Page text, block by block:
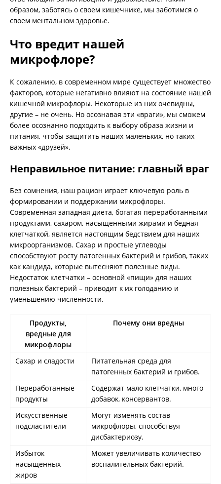
образом, заботясь о своем кишечнике, мы заботимся о
своем ментальном здоровье.
Что вредит нашей
микрофлоре?
К сожалению, в современном мире существует множество
факторов, которые негативно влияют на состояние нашей
кишечной микрофлоры. Некоторые из них очевидны,
другие – не очень. Но осознавая эти «враги», мы сможем
более осознанно подходить к выбору образа жизни и
питания, чтобы защитить наших маленьких, но таких
важных «друзей».
Неправильное питание: главный враг
Без сомнения, наш рацион играет ключевую роль в
формировании и поддержании микрофлоры.
Современная западная диета, богатая переработанными
продуктами, сахаром, насыщенными жирами и бедная
клетчаткой, является настоящим бедствием для наших
микроорганизмов. Сахар и простые углеводы
способствуют росту патогенных бактерий и грибов, таких
как кандида, которые вытесняют полезные виды.
Недостаток клетчатки – основной «пищи» для наших
полезных бактерий – приводит к их голоданию и
уменьшению численности.
Продукты,
вредные для
микрофлоры
Почему они вредны
Сахар и сладости
Питательная среда для
патогенных бактерий и грибов.
Переработанные
продукты
Содержат мало клетчатки, много
добавок, консервантов.
Искусственные
подсластители
Могут изменять состав
микрофлоры, способствуя
дисбактериозу.
Избыток
насыщенных
жиров
Может увеличивать количество
воспалительных бактерий.